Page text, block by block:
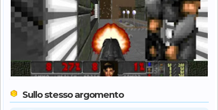
Sullo stesso argomento